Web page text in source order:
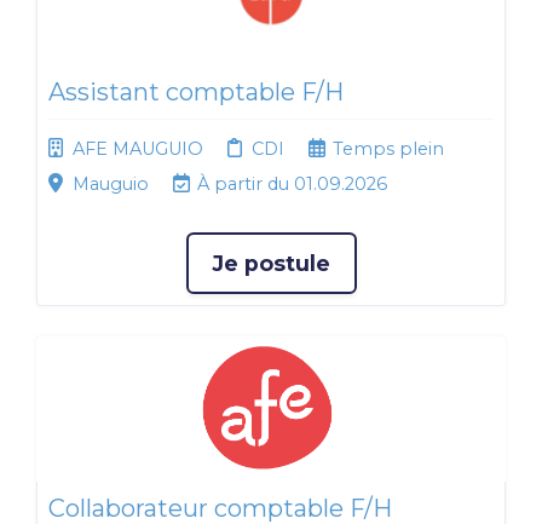
Assistant comptable F/H
AFE MAUGUIO CDI
Temps plein
Mauguio
À partir du 01.09.2026
Je postule
Collaborateur comptable F/H